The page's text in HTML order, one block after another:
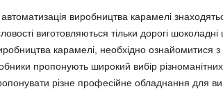
виробництва карамелі
виготовляються тільки дорогі
карамелі, необхідно ознайомитися з
пропонують широкий вибір
різне професійне обладнання для